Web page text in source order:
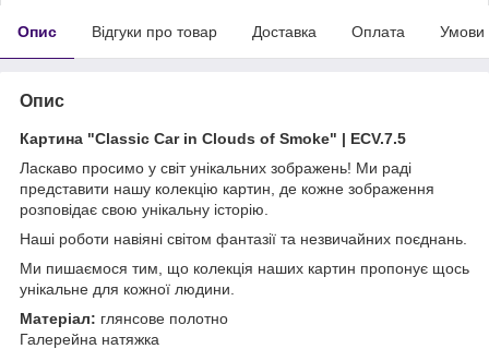
Опис Відгуки про товар Доставка Оплата Умови
Опис
Картина "Classic Car in Clouds of Smoke" | ECV.7.5
Ласкаво просимо у світ унікальних зображень! Ми раді
представити нашу колекцію картин, де кожне зображення
розповідає свою унікальну історію.
Наші роботи навіяні світом фантазії та незвичайних поєднань.
Ми пишаємося тим, що колекція наших картин пропонує щось
унікальне для кожної людини.
Матеріал: глянсове полотно
Галерейна натяжка